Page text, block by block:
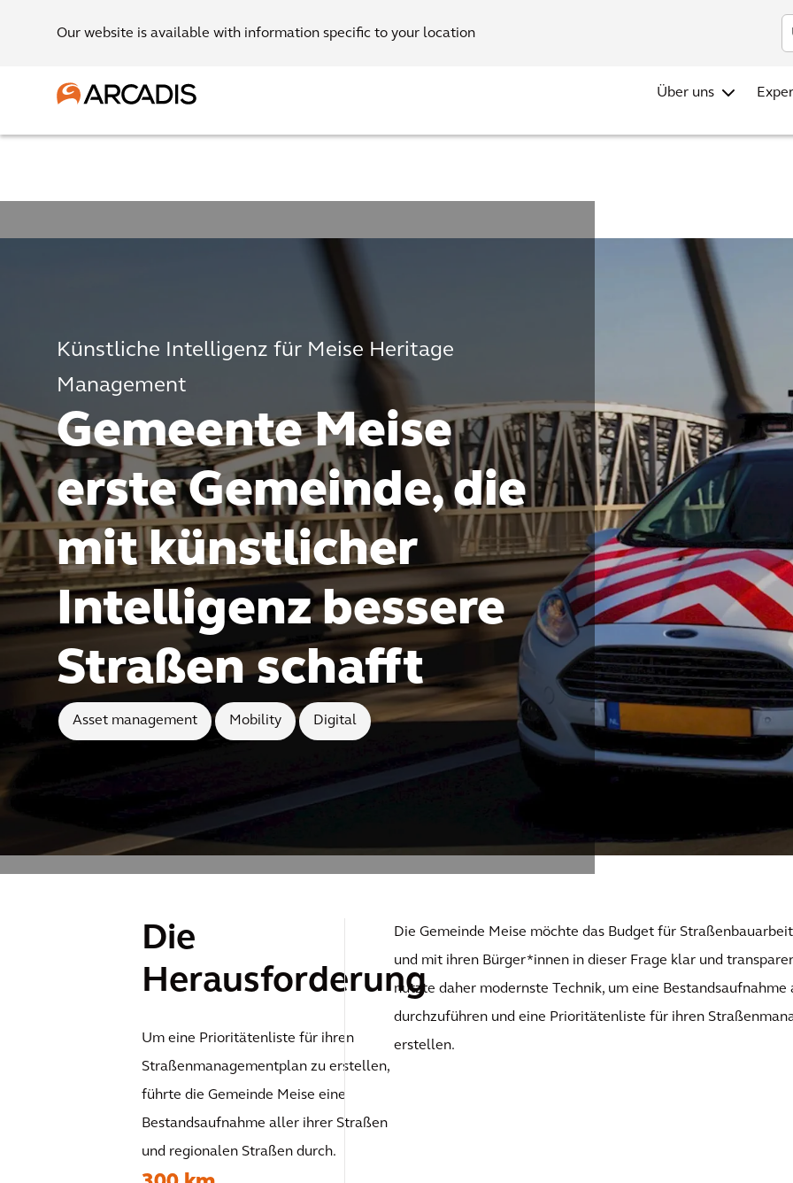
Our website is available with information specific to your location
Über uns
Künstliche Intelligenz für Meise Heritage
Management
Gemeente Meise
erste Gemeinde, die
mit künstlicher
Intelligenz bessere
Straßen schafft
Asset management Mobility Digital
Die
Herausforderung
Um eine Prioritätenliste für ihren
Straßenmanagementplan zu erstellen,
führte die Gemeinde Meise eine
Bestandsaufnahme aller ihrer Straßen
und regionalen Straßen durch.
Die Gemeinde Meise möchte das Budget für
und mit ihren Bürger*innen in dieser Frage klar und
nutzte daher modernste Technik, um eine
durchzuführen und eine Prioritätenliste für ihren
erstellen.